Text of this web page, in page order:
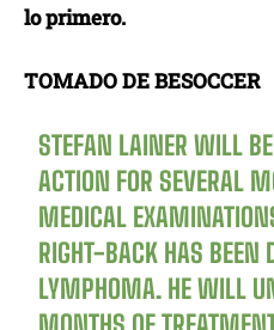
lo primero.
TOMADO DE BESOCCER
STEFAN LAINER WILL
ACTION FOR SEVERAL
MEDICAL
RIGHT-BACK HAS BEEN
LYMPHOMA. HE WILL